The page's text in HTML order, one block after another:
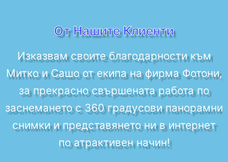
От Нашите Клиенти
Изказвам своите благодарности към
Митко и Сашо от екипа на фирма Фотони,
за прекрасно свършената работа по
заснемането с 360 градусови панорамни
снимки и представянето ни в интернет
по атрактивен начин!